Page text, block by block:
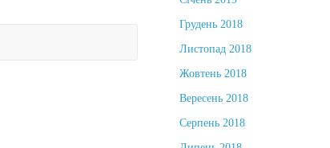
Грудень 2018
Листопад 2018
Жовтень 2018
Вересень 2018
Серпень 2018
Липень 2018